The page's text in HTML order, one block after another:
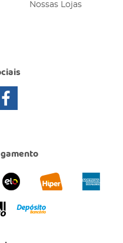
Nossas Lojas